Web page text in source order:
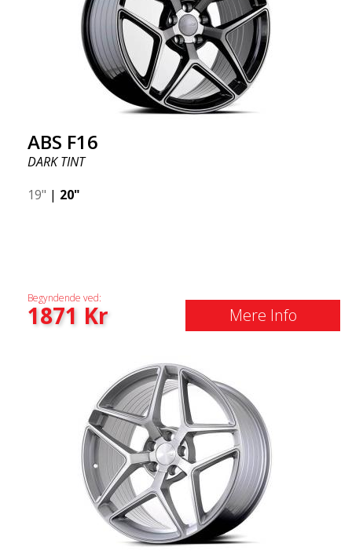
ABS F16
DARK TINT
19" | 20"
Begyndende ved:
1871 Kr Mere Info